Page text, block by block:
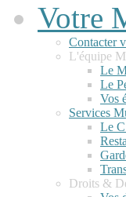
Votre
Contacter
L'équipe
Le
Le
Vos
Services
Le
Droits &